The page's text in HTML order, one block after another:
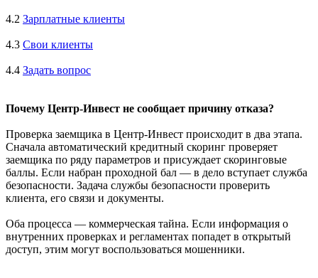
4.2 Зарплатные клиенты
4.3 Свои клиенты
4.4 Задать вопрос
Почему Центр-Инвест не сообщает причину отказа?
Проверка заемщика в Центр-Инвест происходит в два этапа.
Сначала автоматический кредитный скоринг проверяет
заемщика по ряду параметров и присуждает скоринговые
баллы. Если набран проходной бал — в дело вступает служба
безопасности. Задача службы безопасности проверить
клиента, его связи и документы.
Оба процесса — коммерческая тайна. Если информация о
внутренних проверках и регламентах попадет в открытый
доступ, этим могут воспользоваться мошенники.